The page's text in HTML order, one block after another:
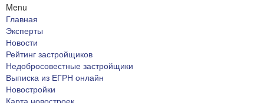
Menu
Главная
Эксперты
Новости
Рейтинг застройщиков
Недобросовестные застройщики
Выписка из ЕГРН онлайн
Новостройки